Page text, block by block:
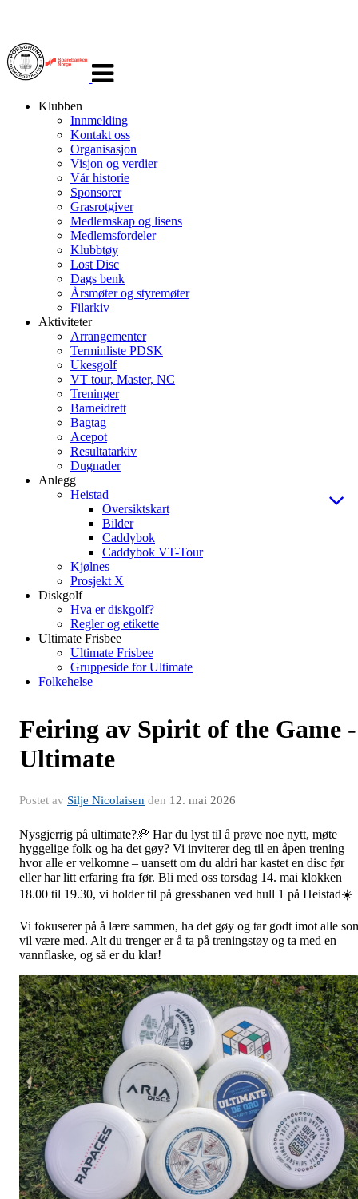
navigasjon
Klubben
Innmelding
Kontakt oss
Organisasjon
Visjon og verdier
Vår historie
Sponsorer
Grasrotgiver
Medlemskap og lisens
Medlemsfordeler
Klubbtøy
Lost Disc
Dags benk
Årsmøter og styremøter
Filarkiv
Aktiviteter
Arrangementer
Terminliste PDSK
Ukesgolf
VT tour, Master, NC
Treninger
Barneidrett
Bagtag
Acepot
Resultatarkiv
Dugnader
Anlegg
Heistad
Oversiktskart
Bilder
Caddybok
Caddybok VT-Tour
Kjølnes
Prosjekt X
Diskgolf
Hva er diskgolf?
Regler og etikette
Ultimate Frisbee
Ultimate Frisbee
Gruppeside for Ultimate
Folkehelse
Feiring av Spirit of the Game -
Ultimate
Postet av Silje Nicolaisen den 12. mai 2026
Nysgjerrig på ultimate?🥏 Har du lyst til å prøve noe nytt, møte
hyggelige folk og ha det gøy? Vi inviterer deg til en åpen trening
hvor alle er velkomne – uansett om du aldri har kastet en disc før
eller har litt erfaring fra før. Bli med oss torsdag 14. mai klokken
18.00 til 19.30, vi holder til på gressbanen ved hull 1 på Heistad☀️
Vi fokuserer på å lære sammen, ha det gøy og tar godt imot alle
vil være med. Alt du trenger er å ta på treningstøy og ta med en
vannflaske, og så er du klar!